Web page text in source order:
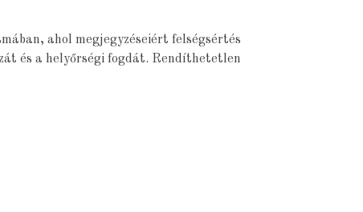
ahol megjegyzéseiért felségsértés
és a helyőrségi fogdát. Rendíthetetlen